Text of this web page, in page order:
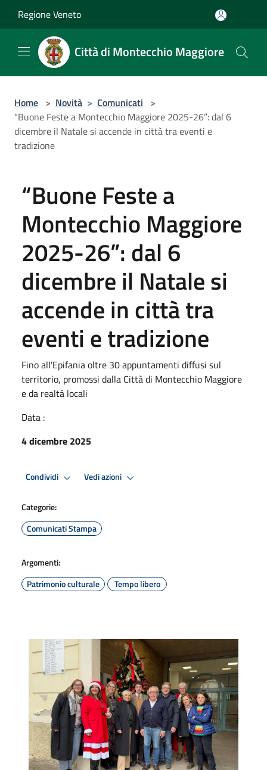
Regione Veneto
Città di Montecchio Maggiore
Home > Novità > Comunicati >
“Buone Feste a Montecchio Maggiore 2025-26”: dal 6
dicembre il Natale si accende in città tra eventi e
tradizione
“Buone Feste a
Montecchio Maggiore
2025-26”: dal 6
dicembre il Natale si
accende in città tra
eventi e tradizione
Fino all’Epifania oltre 30 appuntamenti diffusi sul
territorio, promossi dalla Città di Montecchio Maggiore
e da realtà locali
Data :
4 dicembre 2025
Condividi Vedi azioni
Categorie:
Comunicati Stampa
Argomenti:
Patrimonio culturale
Tempo libero